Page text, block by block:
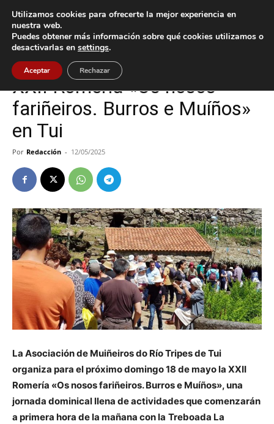
Inicio Cultura / Ocio
Cultura / Ocio Tui
XXII Romería «Os nosos
fariñeiros. Burros e Muíños»
en Tui
Por Redacción - 12/05/2025
La Asociación de Muiñeiros do Río Tripes de Tui
organiza para el próximo domingo 18 de mayo la XXII
Romería «Os nosos fariñeiros. Burros e Muíños», una
jornada dominical llena de actividades que comenzarán
a primera hora de la mañana con la Treboada La
Utilizamos cookies para ofrecerte la mejor experiencia en
nuestra web.
Puedes obtener más información sobre qué cookies utilizamos o
desactivarlas en settings.
Aceptar Rechazar